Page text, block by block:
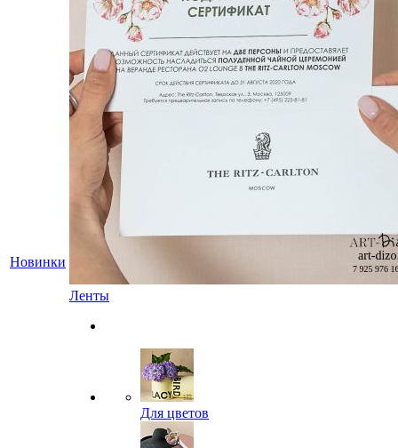
Новинки
Ленты
Для цветов